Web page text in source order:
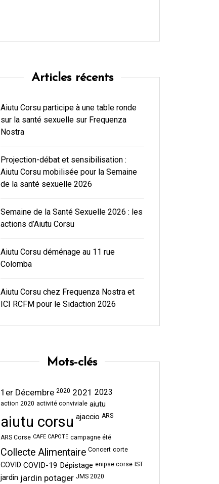
Articles récents
Aiutu Corsu participe à une table ronde
sur la santé sexuelle sur Frequenza
Nostra
Projection-débat et sensibilisation :
Aiutu Corsu mobilisée pour la Semaine
de la santé sexuelle 2026
Semaine de la Santé Sexuelle 2026 : les
actions d’Aiutu Corsu
Aiutu Corsu déménage au 11 rue
Colomba
Aiutu Corsu chez Frequenza Nostra et
ICI RCFM pour le Sidaction 2026
Mots-clés
1er Décembre 2020 2021 2023
action 2020 activité conviviale aiutu
aiutu corsu ajaccio ARS
ARS Corse CAFE CAPOTE campagne été
Collecte Alimentaire Concert corte
COVID COVID-19 Dépistage enipse corse IST
jardin jardin potager JMS 2020